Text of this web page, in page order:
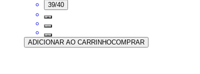
39/40
ADICIONAR AO CARRINHOCOMPRAR